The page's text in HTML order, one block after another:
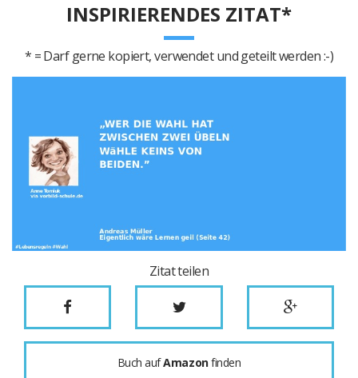
INSPIRIERENDES ZITAT*
* = Darf gerne kopiert, verwendet und geteilt werden :-)
Zitat teilen
Buch aufAmazonfinden